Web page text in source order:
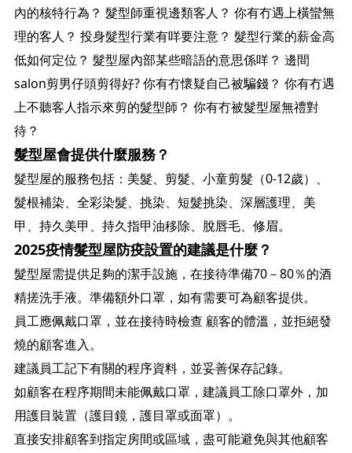
內的核特行為？ 髮型師重視邊類客人？ 你有冇遇上橫蠻無
理的客人？ 投身髮型行業有咩要注意？ 髮型行業的薪金高
低如何定位？ 髮型屋內部某些暗語的意思係咩？ 邊間
salon剪男仔頭剪得好? 你有冇懷疑自己被騙錢？ 你有冇遇
上不聽客人指示來剪的髮型師？ 你有冇被髮型屋無禮對
待？
髮型屋會提供什麼服務？
髮型屋的服務包括：美髮、剪髮、小童剪髮（0-12歲）、
髮根補染、全彩染髮、挑染、短髮挑染、深層護理、美
甲、持久美甲、持久指甲油移除、脫唇毛、修眉。
2025疫情髮型屋防疫設置的建議是什麼？
髮型屋需提供足夠的潔手設施，在接待準備70－80％的酒
精搓洗手液。準備額外口罩，如有需要可為顧客提供。
員工應佩戴口罩，並在接待時檢查 顧客的體溫，並拒絕發
燒的顧客進入。
建議員工記下有關的程序資料，並妥善保存記錄。
如顧客在程序期間未能佩戴口罩，建議員工除口罩外，加
用護目裝置（護目鏡，護目罩或面罩）。
直接安排顧客到指定房間或區域，盡可能避免與其他顧客